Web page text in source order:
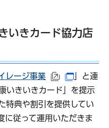
いきカード協力店
レージ事業 （外部サイ
（別ウイ
」と連
いきいきカード」を提示
特典や割引を提供してい
に従って運用いただきま